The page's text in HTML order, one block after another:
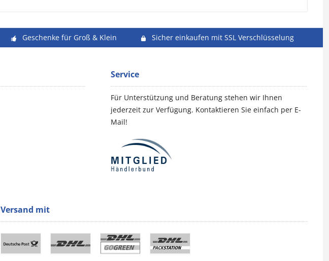
Geschenke für Groß & Klein Sicher einkaufen mit SSL Verschlüsselung
Service
Für Unterstützung und Beratung stehen wir Ihnen
jederzeit zur Verfügung. Kontaktieren Sie einfach per E-
Mail!
Versand mit